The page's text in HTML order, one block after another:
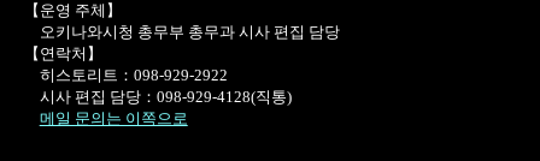
【운영 주체】
오키나와시청 총무부 총무과 시사 편집 담당
【연락처】
히스토리트：098-929-2922
시사 편집 담당：098-929-4128(직통)
메일 문의는 이쪽으로